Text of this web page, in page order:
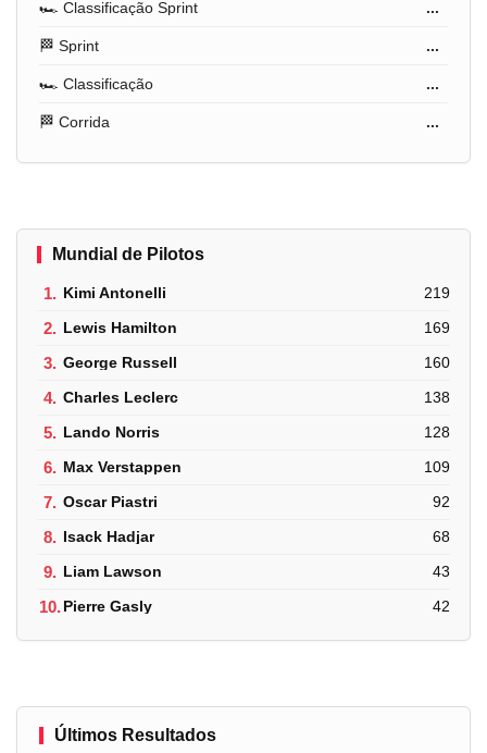
🏎️ Classificação Sprint ...
🏁 Sprint ...
🏎️ Classificação ...
🏁 Corrida ...
Mundial de Pilotos
1. Kimi Antonelli 219
2. Lewis Hamilton 169
3. George Russell 160
4. Charles Leclerc 138
5. Lando Norris 128
6. Max Verstappen 109
7. Oscar Piastri 92
8. Isack Hadjar 68
9. Liam Lawson 43
10.Pierre Gasly 42
Últimos Resultados